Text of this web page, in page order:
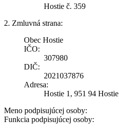
Hostie č. 359
2. Zmluvná strana:
Obec Hostie
IČO:
307980
DIČ:
2021037876
Adresa:
Hostie 1, 951 94 Hostie
Meno podpisujúcej osoby:
Funkcia podpisujúcej osoby: